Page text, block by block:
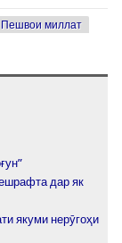
Пешвои миллат
дар як
якуми нерӯгоҳи